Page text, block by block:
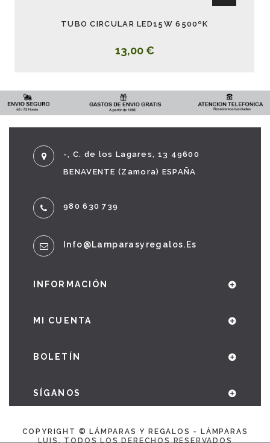
TUBO CIRCULAR LED15W 6500ºK
13,00 €
-, C. de los Lagares, 13 49600
BENAVENTE (Zamora) ESPAÑA
980 630 739
Info@lamparasyregalos.es
INFORMACIÓN
MI CUENTA
BOLETÍN
SÍGANOS
COPYRIGHT © LÁMPARAS Y REGALOS - LÁMPARAS
LUIS. TODOS LOS DERECHOS RESERVADOS